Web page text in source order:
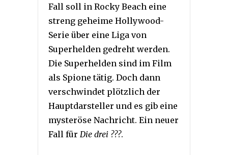
Fall soll in Rocky Beach eine
streng geheime Hollywood-
Serie über eine Liga von
Superhelden gedreht werden.
Die Superhelden sind im Film
als Spione tätig. Doch dann
verschwindet plötzlich der
Hauptdarsteller und es gib eine
mysteröse Nachricht. Ein neuer
Fall für Die drei ???.